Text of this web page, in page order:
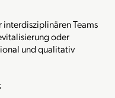
interdisziplinären Teams
oder
und qualitativ